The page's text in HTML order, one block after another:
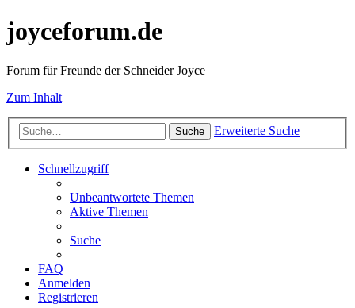
joyceforum.de
Forum für Freunde der Schneider Joyce
Zum Inhalt
Suche Erweiterte Suche
Schnellzugriff
Unbeantwortete Themen
Aktive Themen
Suche
FAQ
Anmelden
Registrieren